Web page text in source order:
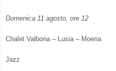
Domenica 11 agosto, ore 12
Chalet Valbona – Lusia – Moena
Jazz